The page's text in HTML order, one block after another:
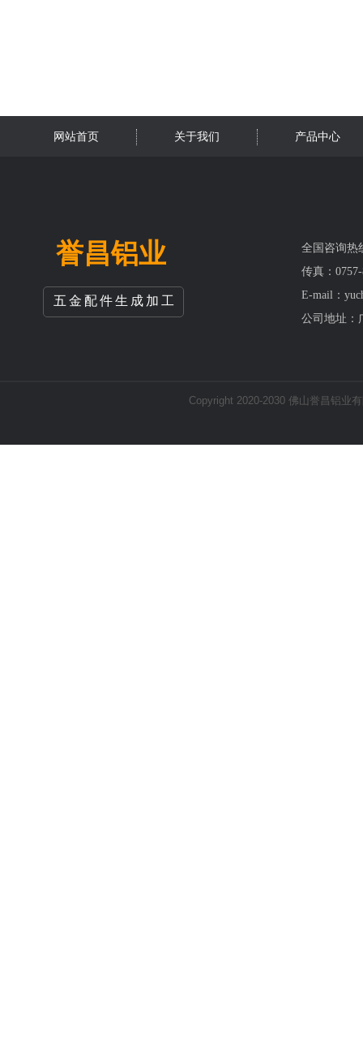
网站首页 关于我们 产品中心
誉昌铝业
五金配件生成加工
全国咨询热
传真：
E-mail：
公司地址：
Copyright 2020-2030 佛山誉昌铝业